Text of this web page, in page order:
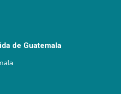
de Guatemala